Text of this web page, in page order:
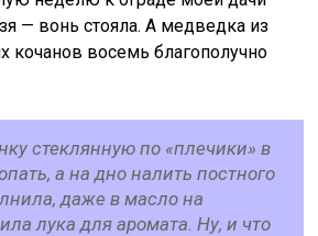
— вонь стояла. А медведка из
кочанов восемь благополучно
стеклянную по «плечики» в
а на дно налить постного
даже в масло на
лука для аромата. Ну, и что